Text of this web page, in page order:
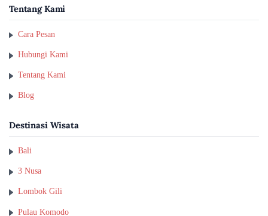
Tentang Kami
Cara Pesan
Hubungi Kami
Tentang Kami
Blog
Destinasi Wisata
Bali
3 Nusa
Lombok Gili
Pulau Komodo